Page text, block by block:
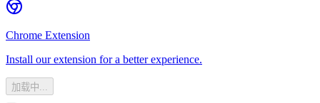
Chrome Extension
Install our extension for a better experience.
加载中...